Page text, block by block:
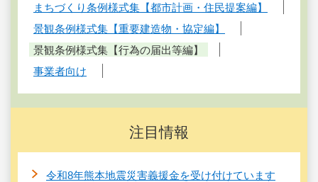
まちづくり条例様式集【都市計画・住民提案編】
景観条例様式集【重要建造物・協定編】
景観条例様式集【行為の届出等編】
事業者向け
注目情報
令和8年熊本地震災害義援金を受け付けています